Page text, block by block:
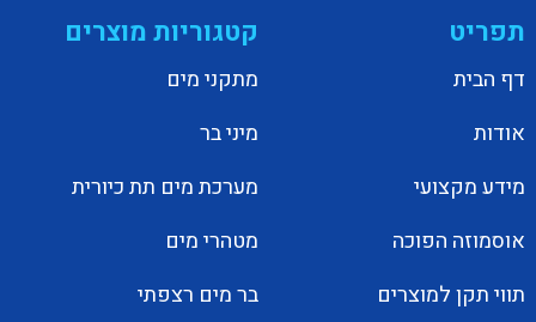
תפריט
דף הבית
אודות
מידע מקצועי
אוסמוזה הפוכה
תווי תקן למוצרים
קטגוריות מוצרים
מתקני מים
מיני בר
מערכת מים תת כיורית
מטהרי מים
בר מים רצפתי